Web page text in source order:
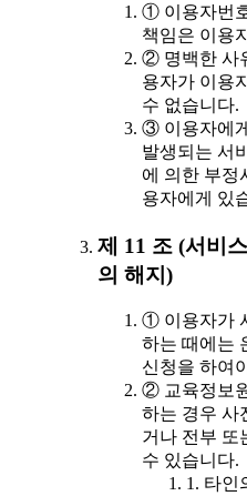
① 이용자번
책임은 이용
② 명백한 사
용자가 이용
수 없습니다.
③ 이용자에
발생되는 서
에 의한 부정
용자에게 있
제 11 조 (서비
의 해지)
① 이용자가
하는 때에는
신청을 하여
② 교육정보
하는 경우 사
거나 전부 또
수 있습니다.
1. 타인